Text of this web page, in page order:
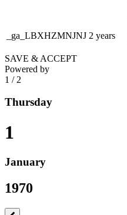
_ga_LBXHZMNJNJ 2 years
SAVE & ACCEPT
Powered by
1 / 2
Thursday
1
January
1970